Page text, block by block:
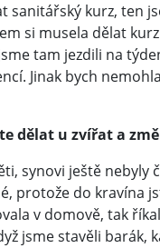
sanitářský kurz, ten
si musela dělat
tam jezdili na
Jinak bych
dělat u zvířat a
synovi ještě nebyly
protože do kravína
v domově, tak
jsme stavěli barák,